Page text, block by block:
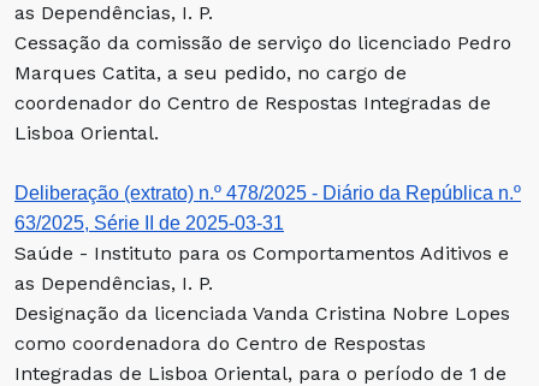
as Dependências, I. P.
Cessação da comissão de serviço do licenciado Pedro
Marques Catita, a seu pedido, no cargo de
coordenador do Centro de Respostas Integradas de
Lisboa Oriental.
Deliberação (extrato) n.º 478/2025 - Diário da República n.º
63/2025, Série II de 2025-03-31
Saúde - Instituto para os Comportamentos Aditivos e
as Dependências, I. P.
Designação da licenciada Vanda Cristina Nobre Lopes
como coordenadora do Centro de Respostas
Integradas de Lisboa Oriental, para o período de 1 de